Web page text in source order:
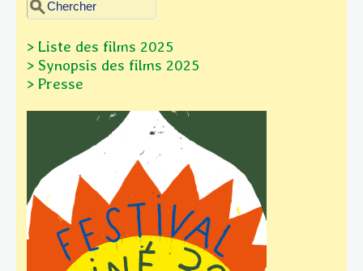
Formulaire de recherche
> Liste des films 2025
> Synopsis des films 2025
> Presse